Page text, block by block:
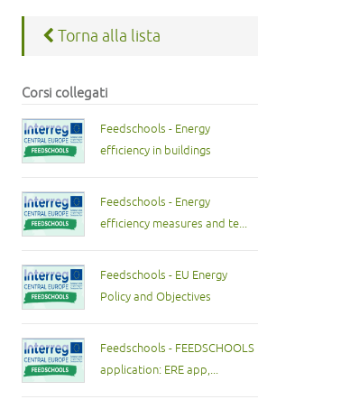
Torna alla lista
Corsi collegati
Feedschools - Energy
efficiency in buildings
Feedschools - Energy
efficiency measures and te...
Feedschools - EU Energy
Policy and Objectives
Feedschools - FEEDSCHOOLS
application: ERE app,...